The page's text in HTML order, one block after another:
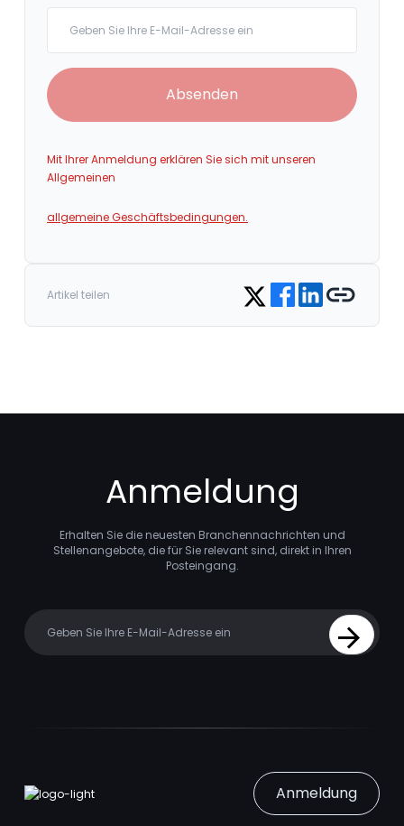
Absenden
Mit Ihrer Anmeldung erklären Sie sich mit unseren
Allgemeinen
allgemeine Geschäftsbedingungen.
Artikel teilen Share on Twitter
Share on Facebook
Share on LinkedIn
Copy link
Anmeldung
Erhalten Sie die neuesten Branchennachrichten und
Stellenangebote, die für Sie relevant sind, direkt in Ihren
Posteingang.
Sign Up
Anmeldung